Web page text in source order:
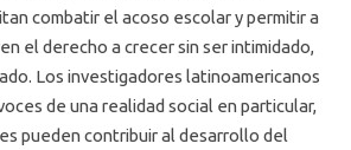
combatir el acoso escolar y permitir a
el derecho a crecer sin ser intimidado,
Los investigadores latinoamericanos
de una realidad social en particular,
pueden contribuir al desarrollo del